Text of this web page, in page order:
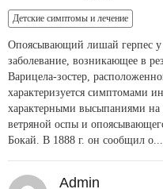
Детские симптомы и лечение
Опоясывающий лишай герпес у
заболевание, возникающее в
Варицела-зостер,
характеризуется симптомами
характерными высыпаниями
ветряной оспы и
Бокай. В 1888 г. он сообщил о...
Admin